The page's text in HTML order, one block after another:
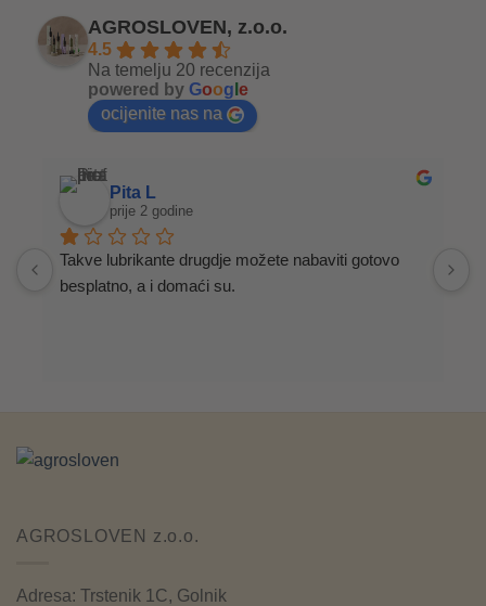
AGROSLOVEN, z.o.o.
4.5
Na temelju 20 recenzija
powered by Goog e
ocijenite nas na
Pita L
prije 2 godine
Takve lubrikante drugdje možete nabaviti gotovo
besplatno, a i domaći su.
AGROSLOVEN z.o.o.
Adresa: Trstenik 1C, Golnik